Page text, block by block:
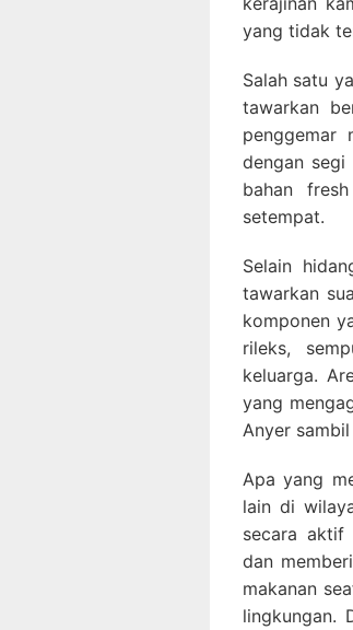
yang tidak
Salah satu
tawarkan
penggemar
dengan segi
bahan
setempat.
Selain
tawarkan
komponen
rileks,
keluarga.
yang
Anyer
Apa yang
lain di
secara aktif
dan
makanan
lingkungan.